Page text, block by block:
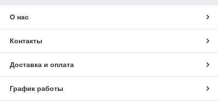
О нас
Контакты
Доставка и оплата
График работы